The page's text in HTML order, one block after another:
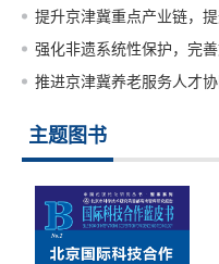
提升京津冀重点产业链，
强化非遗系统性保护，完
推进京津冀养老服务人才
主题图书